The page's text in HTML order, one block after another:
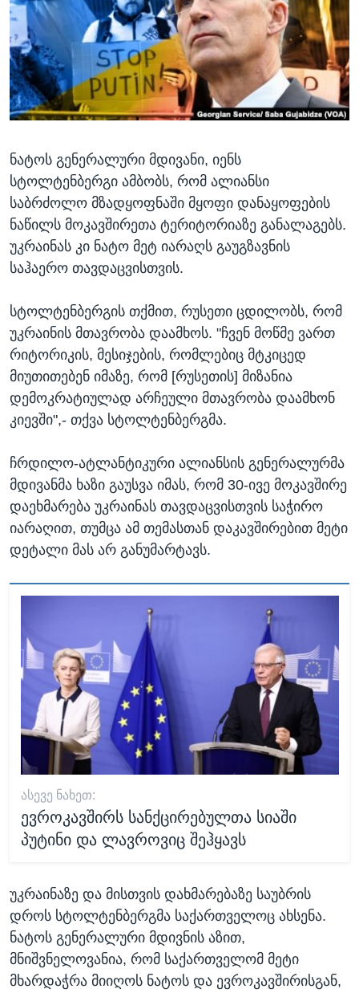
ᲡᲢᲣᲓᲘᲐ ᲕᲐᲨᲘᲜᲒᲢᲝᲜᲘ
ᲔᲙᲝᲜᲝᲛᲘᲙᲐ
ᲯᲐᲜᲛᲠᲗᲔᲚᲝᲑᲐ
ᲛᲔᲪᲜᲘᲔᲠᲔᲑᲐ
ᲘᲜᲢᲔᲠᲕᲘᲣ
ᲒᲐᲚᲘᲚᲔᲝ
ᲓᲔᲖᲘᲜᲤᲝᲠᲛᲐᲪᲘᲐ
Learning English
ᲗᲕᲐᲚᲘ ᲒᲕᲐᲓᲔᲕᲜᲔᲗ
ნატოს გენერალური მდივანი, იენს
სტოლტენბერგი ამბობს, რომ ალიანსი
საბრძოლო მზადყოფნაში მყოფი დანაყოფების
ნაწილს მოკავშირეთა ტერიტორიაზე განალაგებს.
უკრაინას კი ნატო მეტ იარაღს გაუგზავნის
საჰაერო თავდაცვისთვის.
სტოლტენბერგის თქმით, რუსეთი ცდილობს, რომ
უკრაინის მთავრობა დაამხოს. "ჩვენ მოწმე ვართ
რიტორიკის, მესიჯების, რომლებიც მტკიცედ
მიუთითებენ იმაზე, რომ [რუსეთის] მიზანია
დემოკრატიულად არჩეული მთავრობა დაამხონ
კიევში",- თქვა სტოლტენბერგმა.
ჩრდილო-ატლანტიკური ალიანსის გენერალურმა
მდივანმა ხაზი გაუსვა იმას, რომ 30-ივე მოკავშირე
დაეხმარება უკრაინას თავდაცვისთვის საჭირო
იარაღით, თუმცა ამ თემასთან დაკავშირებით მეტი
დეტალი მას არ განუმარტავს.
ᲐᲡᲔᲕᲔ ᲜᲐᲮᲔᲗ:
ევროკავშირს სანქცირებულთა სიაში
პუტინი და ლავროვიც შეჰყავს
უკრაინაზე და მისთვის დახმარებაზე საუბრის
დროს სტოლტენბერგმა საქართველოც ახსენა.
ნატოს გენერალური მდივნის აზით,
მნიშვნელოვანია, რომ საქართველომ მეტი
მხარდაჭრა მიიღოს ნატოს და ევროკავშირისგან,